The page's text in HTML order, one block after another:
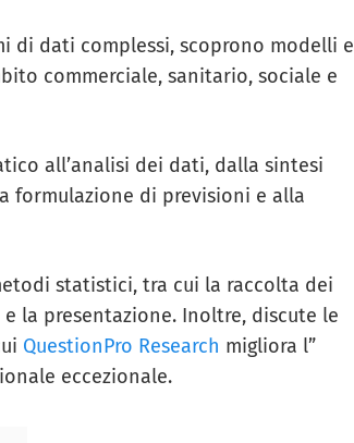
di dati complessi, scoprono modelli e
commerciale, sanitario, sociale e
all’analisi dei dati, dalla sintesi
formulazione di previsioni e alla
statistici, tra cui la raccolta dei
la presentazione. Inoltre, discute le
QuestionPro Research migliora l”
eccezionale.